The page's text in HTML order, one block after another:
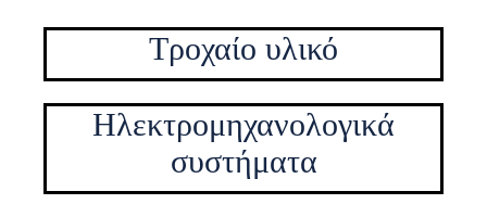
Τροχαίο υλικό
Ηλεκτρομηχανολογικά
συστήματα